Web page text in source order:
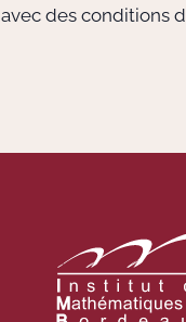
avec des conditions